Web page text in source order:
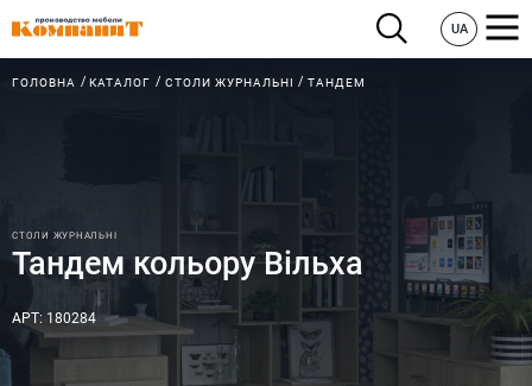
UA
ГОЛОВНА КАТАЛОГ СТОЛИ ЖУРНАЛЬНІ ТАНДЕМ
СТОЛИ ЖУРНАЛЬНІ
Тандем кольору Вільха
АРТ: 180284